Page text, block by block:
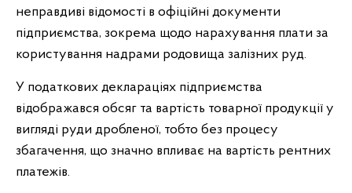
неправдиві відомості в офіційні документи
підприємства, зокрема щодо нарахування плати за
користування надрами родовища залізних руд.
У податкових деклараціях підприємства
відображався обсяг та вартість товарної продукції у
вигляді руди дробленої, тобто без процесу
збагачення, що значно впливає на вартість рентних
платежів.